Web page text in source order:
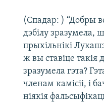
(Спадар: ) “Добры
дэбілу зразумела,
прыхільнікі
ж вы ставіце
зразумела гэта?
членам камісіі, і
ніякія